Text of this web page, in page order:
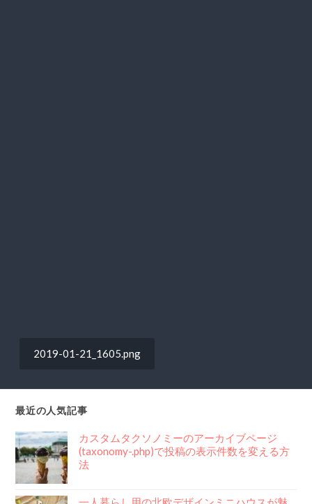
2019-01-21_1605.png
最近の人気記事
カスタムタクソノミーのアーカイブページ
(taxonomy-.php)で投稿の表示件数を変える方
法